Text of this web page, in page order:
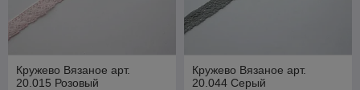
Кружево Вязаное арт.
20.015 Розовый
Кружево Вязаное арт.
20.044 Серый